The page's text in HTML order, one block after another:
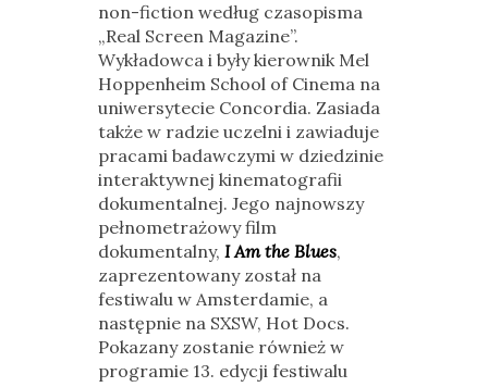
non-fiction według czasopisma
„Real Screen Magazine”.
Wykładowca i były kierownik Mel
Hoppenheim School of Cinema na
uniwersytecie Concordia. Zasiada
także w radzie uczelni i zawiaduje
pracami badawczymi w dziedzinie
interaktywnej kinematografii
dokumentalnej. Jego najnowszy
pełnometrażowy film
dokumentalny, I Am the Blues,
zaprezentowany został na
festiwalu w Amsterdamie, a
następnie na SXSW, Hot Docs.
Pokazany zostanie również w
programie 13. edycji festiwalu